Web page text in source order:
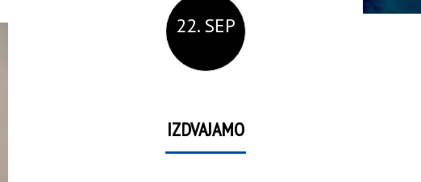
22. SEP
IZDVAJAMO